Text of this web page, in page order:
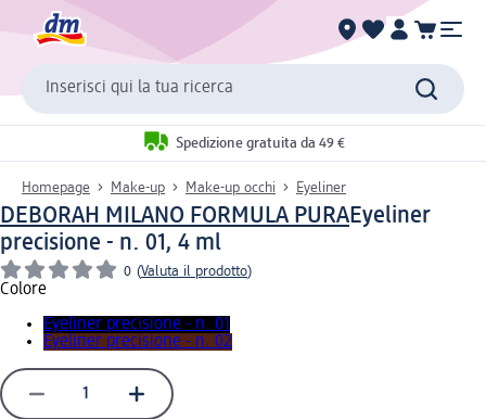
Inserisci qui la tua ricerca
Spedizione gratuita da 49 €
Homepage Make-up Make-up occhi Eyeliner
DEBORAH MILANO FORMULA PURAEyeliner
precisione - n. 01, 4 ml
0 (Valuta il prodotto)
Colore
Eyeliner precisione - n. 01
Eyeliner precisione - n. 02